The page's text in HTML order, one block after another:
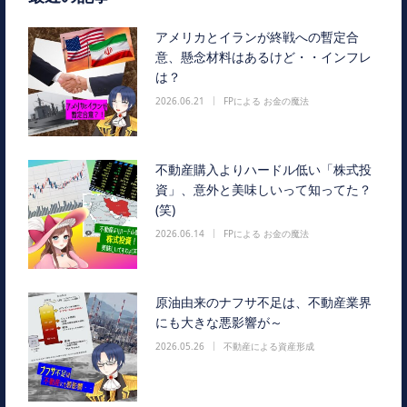
アメリカとイランが終戦への暫定合
意、懸念材料はあるけど・・インフレ
は？
2026.06.21 FPによる お金の魔法
不動産購入よりハードル低い「株式投
資」、意外と美味しいって知ってた？
(笑)
2026.06.14 FPによる お金の魔法
原油由来のナフサ不足は、不動産業界
にも大きな悪影響が～
2026.05.26 不動産による資産形成